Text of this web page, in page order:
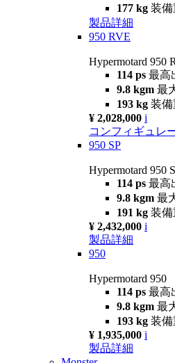
177 kg 装備
製品詳細
950 RVE
Hypermotard 950
114 ps 最高
9.8 kgm 最
193 kg 装備
¥ 2,028,000 i
コンフィギュレ
950 SP
Hypermotard 950
114 ps 最高
9.8 kgm 最
191 kg 装備
¥ 2,432,000 i
製品詳細
950
Hypermotard 950
114 ps 最高
9.8 kgm 最
193 kg 装備
¥ 1,935,000 i
製品詳細